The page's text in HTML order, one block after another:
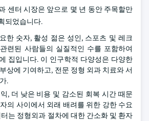
센터 시장은 앞으로 몇 년 동안 주목할만
되었습니다.
한 숫자, 활성 젊은 성인, 스포츠 및 레크
련된 사람들의 실질적인 수를 포함하여
집입니다. 이 인구학적 다양성은 다양한
상에 기여하고, 전문 정형 외과 치료와 서
.
, 더 낮은 비용 및 감소된 회복 시간 때문
의 사이에서 외래 배려를 위한 강한 수요
는 정형외과 절차에 대한 간소화 및 환자